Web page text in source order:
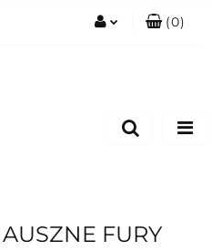
(0)
FURY